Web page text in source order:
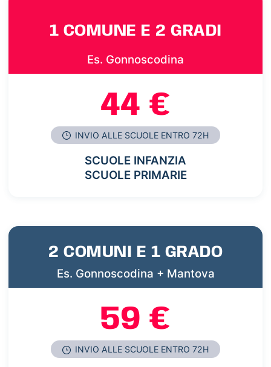
1 COMUNE E 2 GRADI
Es. Gonnoscodina
44 €
INVIO ALLE SCUOLE ENTRO 72H
SCUOLE INFANZIA
SCUOLE PRIMARIE
2 COMUNI E 1 GRADO
Es. Gonnoscodina + Mantova
59 €
INVIO ALLE SCUOLE ENTRO 72H